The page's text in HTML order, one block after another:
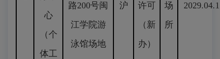
心
（个
体工
路200号闽
江学院游
泳馆场地
沪
许可
（新
办）
场
所